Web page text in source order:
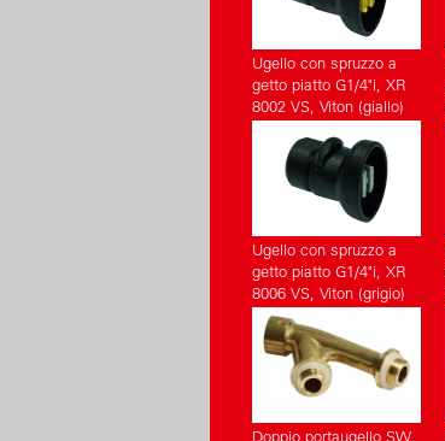
Ugello con spruzzo a
getto piatto G1/4"i, XR
8002 VS, Viton (giallo)
Ugello con spruzzo a
getto piatto G1/4"i, XR
8006 VS, Viton (grigio)
(Accessori)
Doppio portaugello SW,